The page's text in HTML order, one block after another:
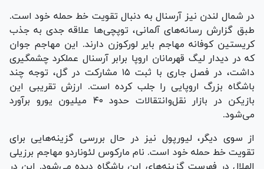
در شمال لندن نیز آرسنال به دنبال تقویت خط حمله خود است.
طبق گزارش رسانه‌های آلمانی، توپچی‌ها علاقه جدی به جذب
کریستین کوفانه مهاجم بایر لورکوزن دارند. این مهاجم جوان
که در دیدار لیگ قهرمانان اروپا برابر آرسنال عملکرد چشمگیری
داشت، در فصل جاری با ثبت ۱۵ مشارکت در گل، توجه چند
باشگاه بزرگ اروپایی را جلب کرده است. ارزش تقریبی این
بازیکن در بازار نقل‌وانتقالات حدود ۴۰ میلیون یورو برآورد
می‌شود.
از سوی دیگر، لیورپول نیز در حال بررسی گزینه‌هایی برای
تقویت خط حمله خود است. نام مارکوس لئوناردو مهاجم برزیلی